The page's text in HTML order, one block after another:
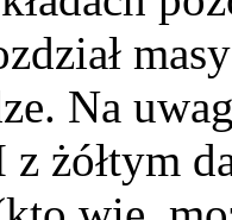
Na
żółtym